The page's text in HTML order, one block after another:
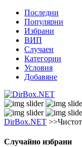
Последни
Популярни
Избрани
ВИП
Случаен
Категории
Условия
Добавяне
DirBox.NET
Случайно избрани